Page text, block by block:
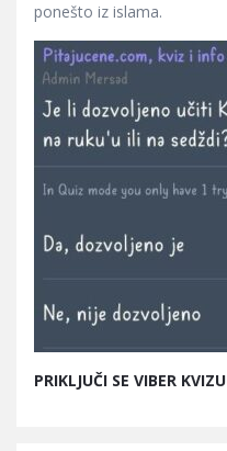
ponešto iz islama.
PRIKLJUČI SE VIBER KVIZU